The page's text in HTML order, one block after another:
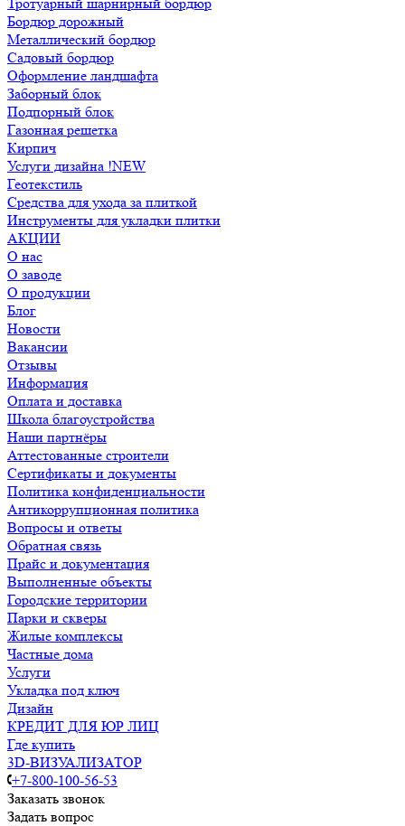
Бордюр дорожный
Металлический бордюр
Садовый бордюр
Оформление ландшафта
Заборный блок
Подпорный блок
Газонная решетка
Кирпич
Услуги дизайна !NEW
Геотекстиль
Средства для ухода за плиткой
Инструменты для укладки плитки
АКЦИИ
О нас
О заводе
О продукции
Блог
Новости
Вакансии
Отзывы
Информация
Оплата и доставка
Школа благоустройства
Наши партнёры
Аттестованные строители
Сертификаты и документы
Политика конфиденциальности
Антикоррупционная политика
Вопросы и ответы
Обратная связь
Прайс и документация
Выполненные объекты
Городские территории
Парки и скверы
Жилые комплексы
Частные дома
Услуги
Укладка под ключ
Дизайн
КРЕДИТ ДЛЯ ЮР ЛИЦ
Где купить
3D-ВИЗУАЛИЗАТОР
+7-800-100-56-53
Заказать звонок
Задать вопрос